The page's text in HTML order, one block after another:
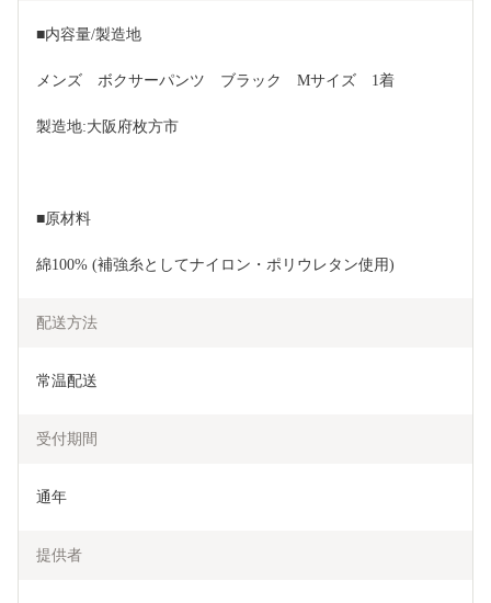
■内容量/製造地
メンズ　ボクサーパンツ　ブラック　Mサイズ　1着
製造地:大阪府枚方市
■原材料
綿100% (補強糸としてナイロン・ポリウレタン使用)
配送方法
常温配送
受付期間
通年
提供者